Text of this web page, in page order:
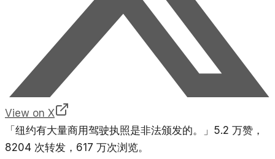
View on X
「纽约有大量商用驾驶执照是非法颁发的。」5.2 万赞，
8204 次转发，617 万次浏览。